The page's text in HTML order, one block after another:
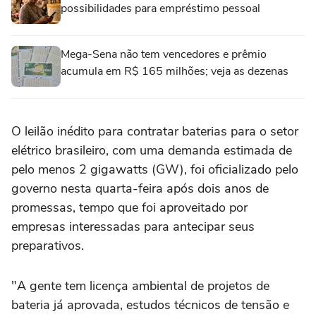
possibilidades para empréstimo pessoal
Mega-Sena não tem vencedores e prêmio
acumula em R$ 165 milhões; veja as dezenas
O leilão inédito para contratar baterias ⁠para o setor
elétrico brasileiro, com uma demanda estimada de
pelo menos 2 gigawatts (GW), foi oficializado pelo
governo ‌nesta quarta-feira após dois anos de
promessas, tempo que foi aproveitado por
empresas interessadas para antecipar seus
preparativos.
"A gente tem licença ambiental de projetos de
bateria já aprovada, estudos técnicos de tensão e